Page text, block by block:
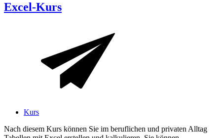
Excel-Kurs
Kurs
Nach diesem Kurs können Sie im beruflichen und privaten Alltag